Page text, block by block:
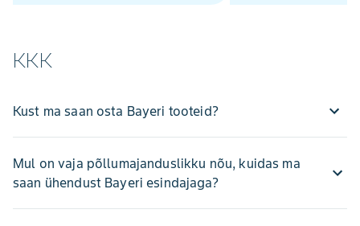
KKK
Kust ma saan osta Bayeri tooteid?
Mul on vaja põllumajanduslikku nõu, kuidas ma
saan ühendust Bayeri esindajaga?